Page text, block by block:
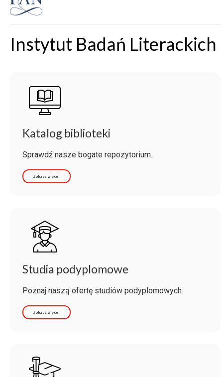
Instytut Badań Literackich
Katalog biblioteki
Sprawdź nasze bogate repozytorium.
Zobacz więcej
Studia podyplomowe
Poznaj naszą ofertę studiów podyplomowych.
Zobacz więcej